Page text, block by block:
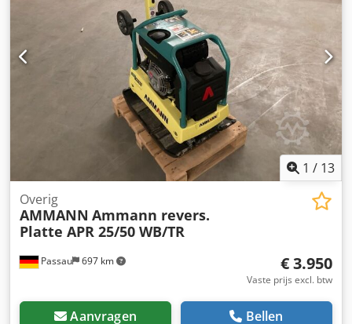
1 / 13
Passau 697 km
Overig
AMMANN Ammann revers.
Platte APR 25/50 WB/TR
€ 3.950
Vaste prijs excl. btw
Aanvragen Bellen